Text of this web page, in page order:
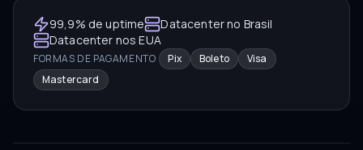
99,9% de uptime
Datacenter no Brasil
Datacenter nos EUA
FORMAS DE PAGAMENTO Pix Boleto
Visa
Mastercard